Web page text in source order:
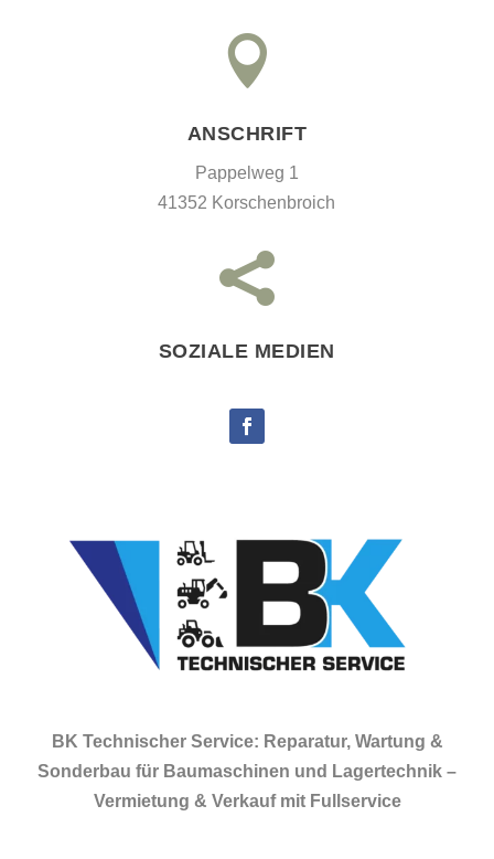

ANSCHRIFT
Pappelweg 1
41352 Korschenbroich

SOZIALE MEDIEN
BK Technischer Service: Reparatur, Wartung &
Sonderbau für Baumaschinen und Lagertechnik –
Vermietung & Verkauf mit Fullservice